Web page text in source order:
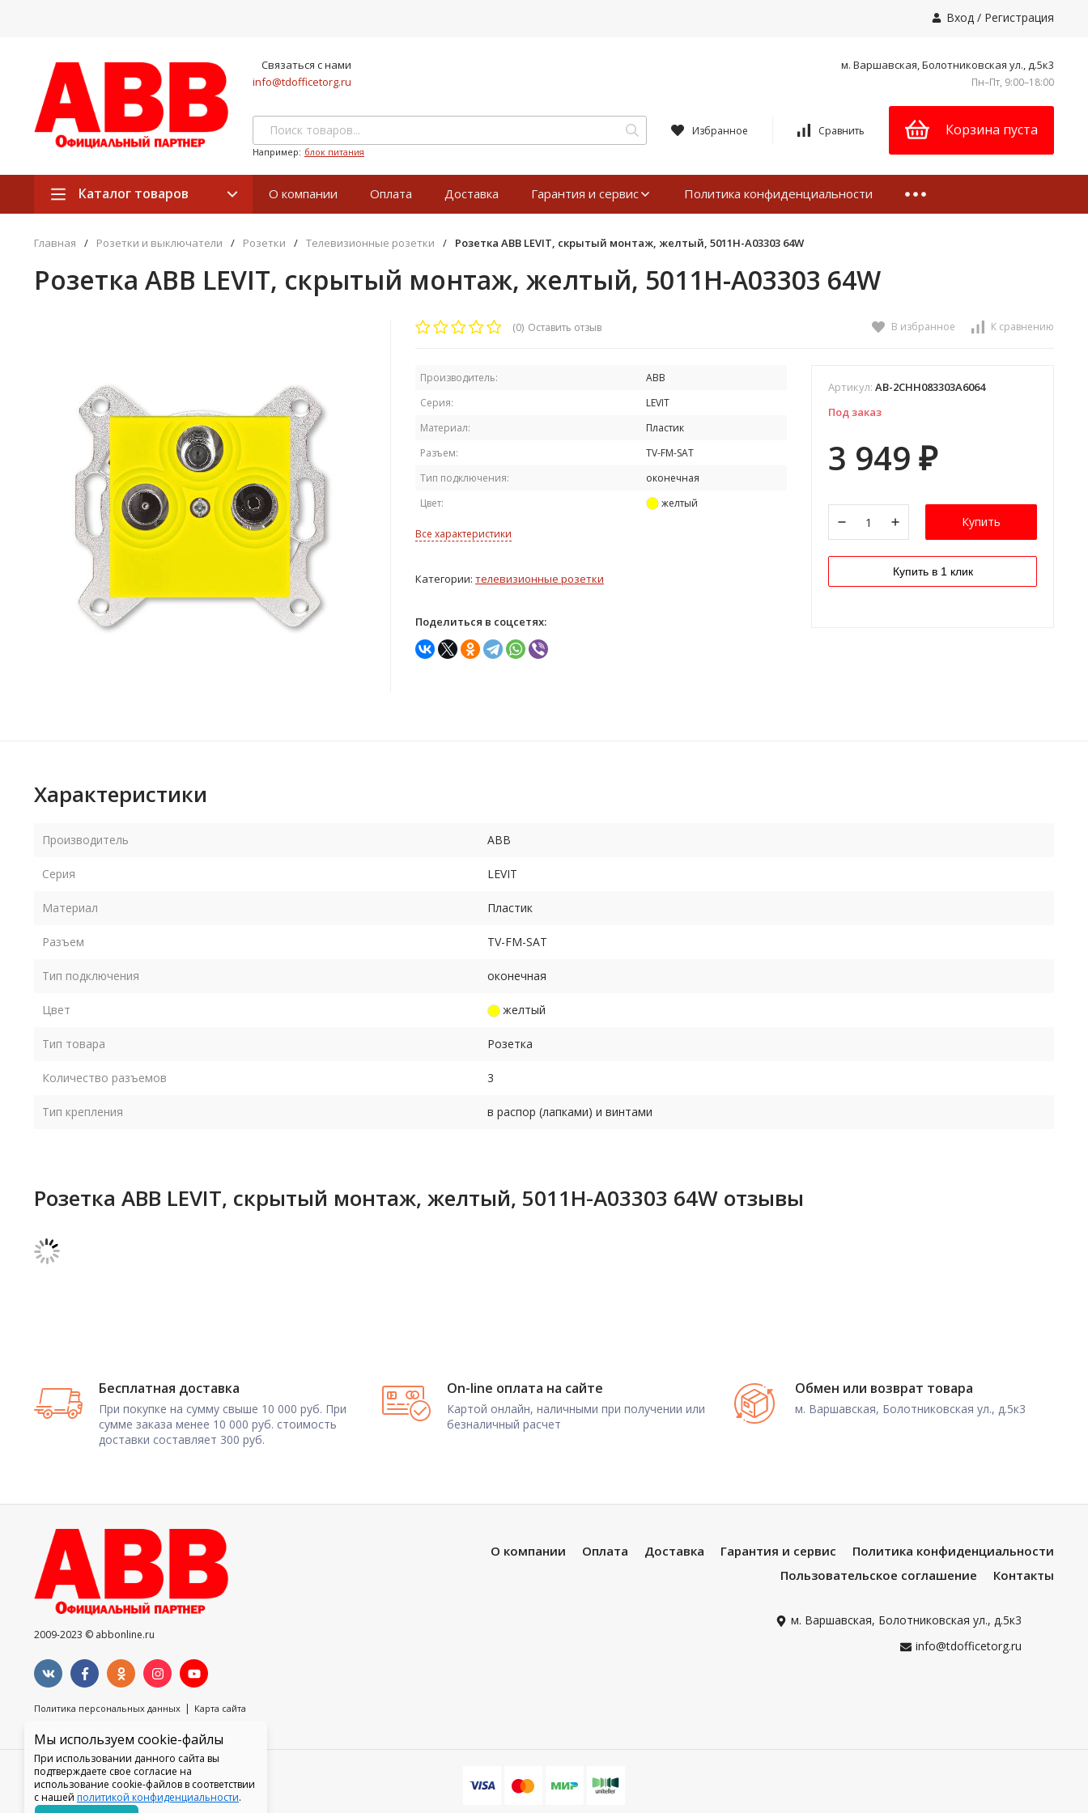
Мы используем cookie-файлы
При использовании данного сайта вы
подтверждаете свое согласие на
использование cookie-файлов в соответствии
с нашей политикой конфиденциальности.
Вход / Регистрация
Связаться с нами
info@tdofficetorg.ru
м. Варшавская, Болотниковская ул., д.5к3
Пн–Пт, 9:00–18:00
Например: блок питания
Избранное Сравнить Корзина пуста
Каталог товаров О компании Оплата Доставка Гарантия и сервис Политика конфиденциальности
Главная / Розетки и выключатели / Розетки / Телевизионные розетки / Розетка ABB LEVIT, скрытый монтаж, желтый, 5011H-A03303 64W
Розетка ABB LEVIT, скрытый монтаж, желтый, 5011H-A03303 64W
(0) Оставить отзыв В избранное К сравнению
Производитель:
ABB
Серия:
LEVIT
Материал:
Пластик
Разъем:
TV-FM-SAT
Тип подключения:
оконечная
Цвет:
желтый
Все характеристики
Категории: телевизионные розетки
Поделиться в соцсетях:
Артикул: AB-2CHH083303A6064
Под заказ
3 949 ₽
Купить
Купить в 1 клик
Характеристики
Производитель ABB
Серия LEVIT
Материал Пластик
Разъем TV-FM-SAT
Тип подключения оконечная
Цвет желтый
Тип товара Розетка
Количество разъемов 3
Тип крепления в распор (лапками) и винтами
Розетка ABB LEVIT, скрытый монтаж, желтый, 5011H-A03303 64W отзывы
Бесплатная доставка
При покупке на сумму свыше 10 000 руб. При
сумме заказа менее 10 000 руб. стоимость
доставки составляет 300 руб.
On-line оплата на сайте
Картой онлайн, наличными при получении или
безналичный расчет
Обмен или возврат товара
м. Варшавская, Болотниковская ул., д.5к3
2009-2023 © abbonline.ru
Политика персональных данных | Карта сайта
О компании Оплата Доставка Гарантия и сервис
Политика конфиденциальности
Пользовательское соглашение
Контакты
м. Варшавская, Болотниковская ул., д.5к3
info@tdofficetorg.ru